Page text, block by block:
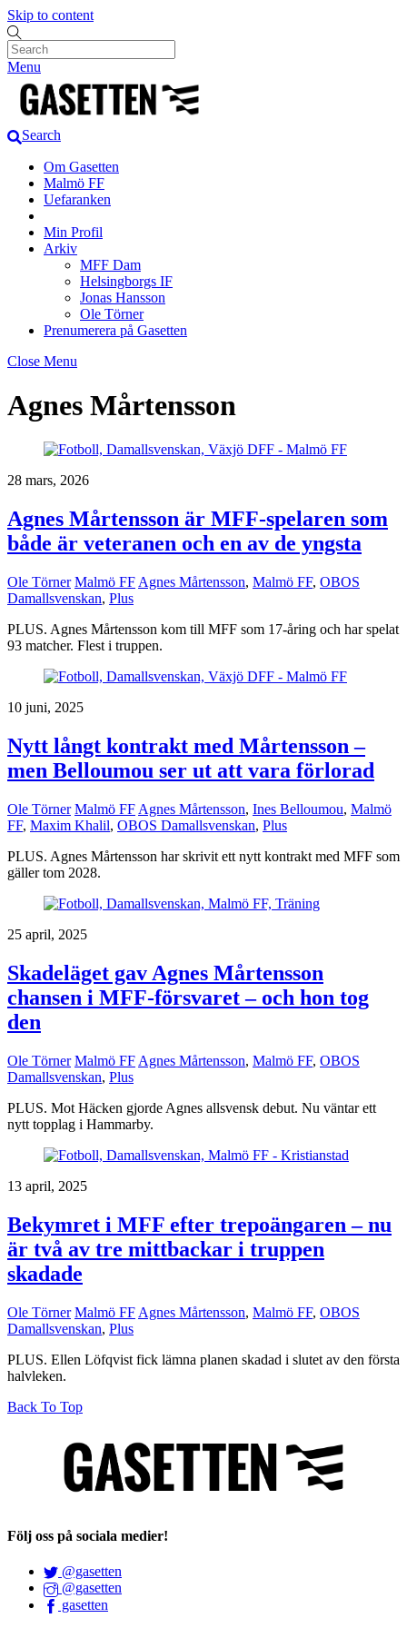
Skip to content
Menu
Search
Om Gasetten
Malmö FF
Uefaranken
Min Profil
Arkiv
MFF Dam
Helsingborgs IF
Jonas Hansson
Ole Törner
Prenumerera på Gasetten
Close Menu
Agnes Mårtensson
28 mars, 2026
Agnes Mårtensson är MFF-spelaren som
både är veteranen och en av de yngsta
Ole Törner Malmö FF Agnes Mårtensson, Malmö FF, OBOS
Damallsvenskan, Plus
PLUS. Agnes Mårtensson kom till MFF som 17-åring och har spelat
93 matcher. Flest i truppen.
10 juni, 2025
Nytt långt kontrakt med Mårtensson –
men Belloumou ser ut att vara förlorad
Ole Törner Malmö FF Agnes Mårtensson, Ines Belloumou, Malmö
FF, Maxim Khalil, OBOS Damallsvenskan, Plus
PLUS. Agnes Mårtensson har skrivit ett nytt kontrakt med MFF som
gäller tom 2028.
25 april, 2025
Skadeläget gav Agnes Mårtensson
chansen i MFF-försvaret – och hon tog
den
Ole Törner Malmö FF Agnes Mårtensson, Malmö FF, OBOS
Damallsvenskan, Plus
PLUS. Mot Häcken gjorde Agnes allsvensk debut. Nu väntar ett
nytt topplag i Hammarby.
13 april, 2025
Bekymret i MFF efter trepoängaren – nu
är två av tre mittbackar i truppen
skadade
Ole Törner Malmö FF Agnes Mårtensson, Malmö FF, OBOS
Damallsvenskan, Plus
PLUS. Ellen Löfqvist fick lämna planen skadad i slutet av den första
halvleken.
Back To Top
Följ oss på sociala medier!
@gasetten
@gasetten
gasetten